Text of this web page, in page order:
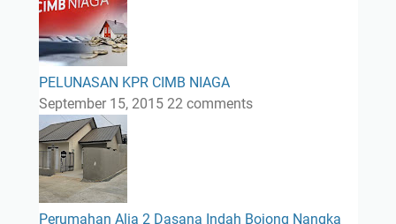
PELUNASAN KPR CIMB NIAGA
September 15, 2015 22 comments
Perumahan Alia 2 Dasana Indah Bojong Nangka